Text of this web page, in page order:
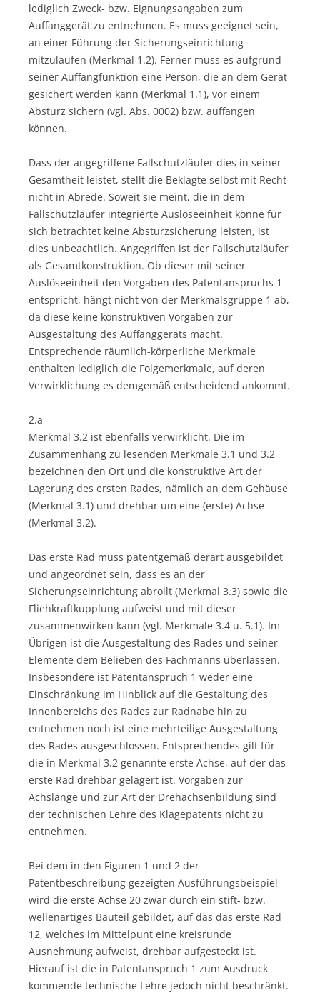
lediglich Zweck- bzw. Eignungsangaben zum
Auffanggerät zu entnehmen. Es muss geeignet sein,
an einer Führung der Sicherungseinrichtung
mitzulaufen (Merkmal 1.2). Ferner muss es aufgrund
seiner Auffangfunktion eine Person, die an dem Gerät
gesichert werden kann (Merkmal 1.1), vor einem
Absturz sichern (vgl. Abs. 0002) bzw. auffangen
können.
Dass der angegriffene Fallschutzläufer dies in seiner
Gesamtheit leistet, stellt die Beklagte selbst mit Recht
nicht in Abrede. Soweit sie meint, die in dem
Fallschutzläufer integrierte Auslöseeinheit könne für
sich betrachtet keine Absturzsicherung leisten, ist
dies unbeachtlich. Angegriffen ist der Fallschutzläufer
als Gesamtkonstruktion. Ob dieser mit seiner
Auslöseeinheit den Vorgaben des Patentanspruchs 1
entspricht, hängt nicht von der Merkmalsgruppe 1 ab,
da diese keine konstruktiven Vorgaben zur
Ausgestaltung des Auffanggeräts macht.
Entsprechende räumlich-körperliche Merkmale
enthalten lediglich die Folgemerkmale, auf deren
Verwirklichung es demgemäß entscheidend ankommt.
2.a
Merkmal 3.2 ist ebenfalls verwirklicht. Die im
Zusammenhang zu lesenden Merkmale 3.1 und 3.2
bezeichnen den Ort und die konstruktive Art der
Lagerung des ersten Rades, nämlich an dem Gehäuse
(Merkmal 3.1) und drehbar um eine (erste) Achse
(Merkmal 3.2).
Das erste Rad muss patentgemäß derart ausgebildet
und angeordnet sein, dass es an der
Sicherungseinrichtung abrollt (Merkmal 3.3) sowie die
Fliehkraftkupplung aufweist und mit dieser
zusammenwirken kann (vgl. Merkmale 3.4 u. 5.1). Im
Übrigen ist die Ausgestaltung des Rades und seiner
Elemente dem Belieben des Fachmanns überlassen.
Insbesondere ist Patentanspruch 1 weder eine
Einschränkung im Hinblick auf die Gestaltung des
Innenbereichs des Rades zur Radnabe hin zu
entnehmen noch ist eine mehrteilige Ausgestaltung
des Rades ausgeschlossen. Entsprechendes gilt für
die in Merkmal 3.2 genannte erste Achse, auf der das
erste Rad drehbar gelagert ist. Vorgaben zur
Achslänge und zur Art der Drehachsenbildung sind
der technischen Lehre des Klagepatents nicht zu
entnehmen.
Bei dem in den Figuren 1 und 2 der
Patentbeschreibung gezeigten Ausführungsbeispiel
wird die erste Achse 20 zwar durch ein stift- bzw.
wellenartiges Bauteil gebildet, auf das das erste Rad
12, welches im Mittelpunt eine kreisrunde
Ausnehmung aufweist, drehbar aufgesteckt ist.
Hierauf ist die in Patentanspruch 1 zum Ausdruck
kommende technische Lehre jedoch nicht beschränkt.